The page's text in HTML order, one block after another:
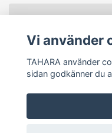
Vi använder
TAHARA använder
sidan godkänner du